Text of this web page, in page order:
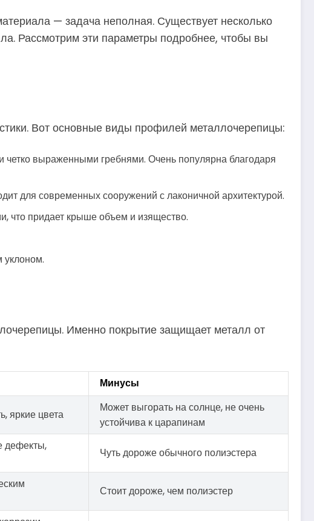
— задача неполная. Существует несколько
Рассмотрим эти параметры подробнее, чтобы вы
Вот основные виды профилей металлочерепицы:
выраженными гребнями. Очень популярна благодаря
для современных сооружений с лаконичной архитектурой.
придает крыше объем и изящество.
Именно покрытие защищает металл от
Минусы
яркие цвета
Может выгорать на солнце, не очень
устойчива к царапинам
дефекты,
Чуть дороже обычного полиэстера
Стоит дороже, чем полиэстер